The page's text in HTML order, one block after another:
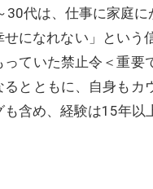
30代は、仕事に家庭
せになれない」という
っていた禁止令＜重
るとともに、自身もカ
も含め、経験は15年以